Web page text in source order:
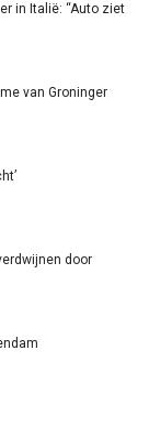
in Italië: “Auto ziet
van Groninger
door